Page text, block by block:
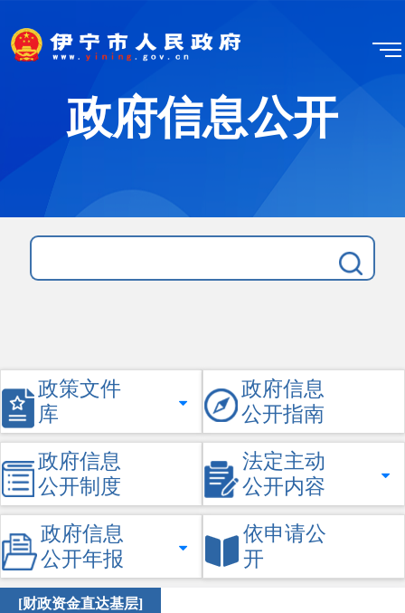
政府信息公开
政策文件
库
政府信息
公开指南
政府信息
公开制度
法定主动
公开内容
政府信息
公开年报
依申请公
开
[财政资金直达基层]